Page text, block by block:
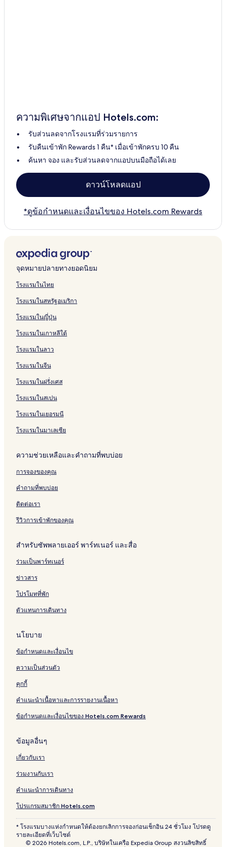
ความพิเศษจากแอป Hotels.com:
รับส่วนลดจากโรงแรมที่ร่วมรายการ
รับคืนเข้าพัก Rewards 1 คืน* เมื่อเข้าพักครบ 10 คืน
ค้นหา จอง และรับส่วนลดจากแอปบนมือถือได้เลย
ดาวน์โหลดแอป
*ดูข้อกำหนดและเงื่อนไขของ Hotels.com Rewards
จุดหมายปลายทางยอดนิยม
โรงแรมในไทย
โรงแรมในสหรัฐอเมริกา
โรงแรมในญี่ปุ่น
โรงแรมในเกาหลีใต้
โรงแรมในลาว
โรงแรมในจีน
โรงแรมในฝรั่งเศส
โรงแรมในสเปน
โรงแรมในเยอรมนี
โรงแรมในมาเลเซีย
ความช่วยเหลือและคำถามที่พบบ่อย
การจองของคุณ
คำถามที่พบบ่อย
ติดต่อเรา
รีวิวการเข้าพักของคุณ
สำหรับซัพพลายเออร์ พาร์ทเนอร์ และสื่อ
ร่วมเป็นพาร์ทเนอร์
ข่าวสาร
โปรโมทที่พัก
ตัวแทนการเดินทาง
นโยบาย
ข้อกำหนดและเงื่อนไข
ความเป็นส่วนตัว
คุกกี้
คำแนะนำเนื้อหาและการรายงานเนื้อหา
ข้อกำหนดและเงื่อนไขของ Hotels.com Rewards
ข้อมูลอื่นๆ
เกี่ยวกับเรา
ร่วมงานกับเรา
คำแนะนำการเดินทาง
โปรแกรมสมาชิก Hotels.com
* โรงแรมบางแห่งกำหนดให้ต้องยกเลิกการจองก่อนเช็กอิน 24 ชั่วโมง โปรดดู
รายละเอียดที่เว็บไซต์
© 2026 Hotels.com, L.P., บริษัทในเครือ Expedia Group สงวนลิขสิทธิ์